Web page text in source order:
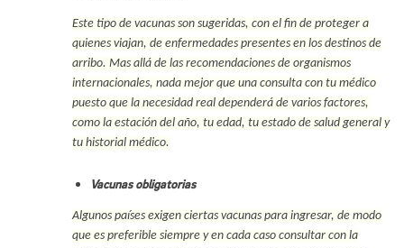
Este tipo de vacunas son sugeridas, con el fin de proteger a
quienes viajan, de enfermedades presentes en los destinos de
arribo. Mas allá de las recomendaciones de organismos
internacionales, nada mejor que una consulta con tu médico
puesto que la necesidad real dependerá de varios factores,
como la estación del año, tu edad, tu estado de salud general y
tu historial médico.
Vacunas obligatorias
Algunos países exigen ciertas vacunas para ingresar, de modo
que es preferible siempre y en cada caso consultar con la